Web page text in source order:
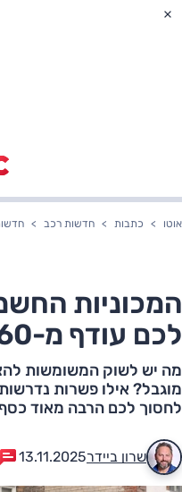
אוטו כתבות חדשות רכב
המכוניות
לכם עודף מ-60 אלף שקל
מה יש לשוק המשומשות
מוגבל? אילו פשרות
לחסוך לכם הרבה מאוד
שרון ביידר13.11.2025